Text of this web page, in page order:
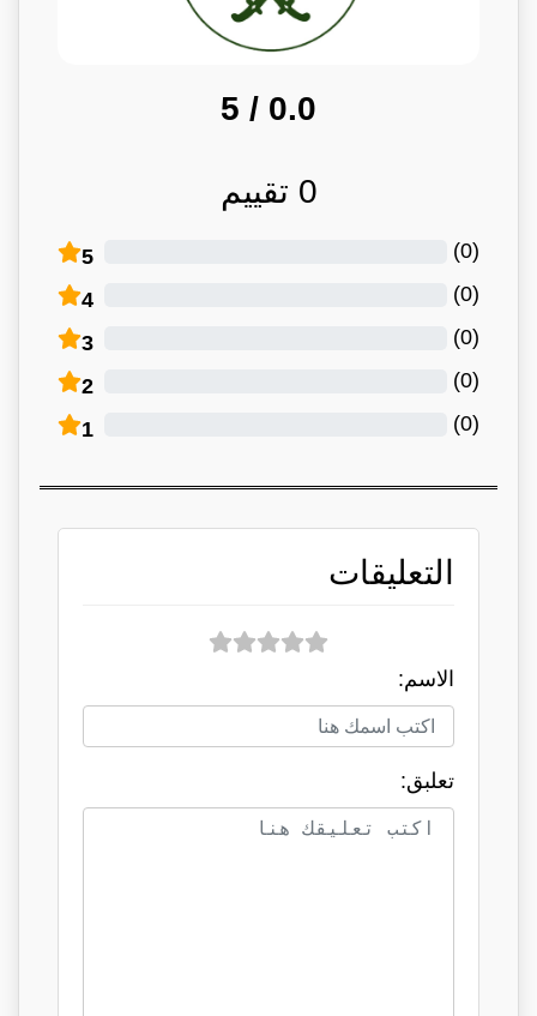
0.0
/ 5
0 تقييم
5 (
0
)
4 (
0
)
3 (
0
)
2 (
0
)
1 (
0
)
التعليقات
الاسم:
تعلبق: